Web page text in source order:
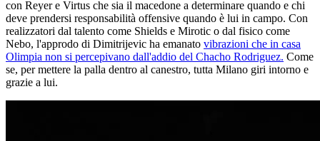
con Reyer e Virtus che sia il macedone a determinare quando e chi
deve prendersi responsabilità offensive quando è lui in campo. Con
realizzatori dal talento come Shields e Mirotic o dal fisico come
Nebo, l'approdo di Dimitrijevic ha emanato vibrazioni che in casa
Olimpia non si percepivano dall'addio del Chacho Rodriguez. Come
se, per mettere la palla dentro al canestro, tutta Milano giri intorno e
grazie a lui.